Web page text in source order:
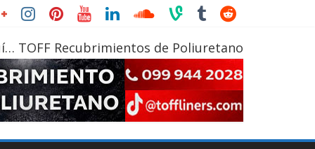
TOFF Recubrimientos de Poliuretano